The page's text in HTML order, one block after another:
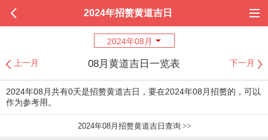
2024年招赘黄道吉日
2024年08月
上一月 08月黄道吉日一览表 下一月
2024年08月共有0天是招赘黄道吉日，要在2024年08月招赘的，可以
作为参考用。
2024年08月招赘黄道吉日查询 >>